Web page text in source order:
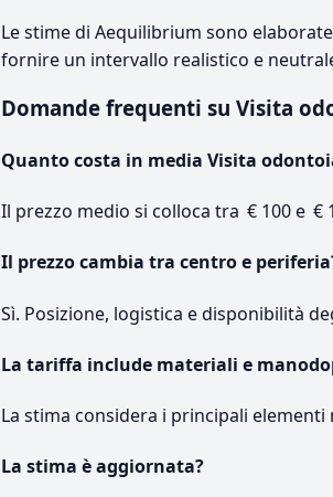
Le stime di Aequilibrium sono
fornire un intervallo realistico e
Domande frequenti su Visita
Quanto costa in media Visita
Il prezzo medio si colloca tra € 100 e €
Il prezzo cambia tra centro e
Sì. Posizione, logistica e disponibilità
La tariffa include materiali e
La stima considera i principali
La stima è aggiornata?